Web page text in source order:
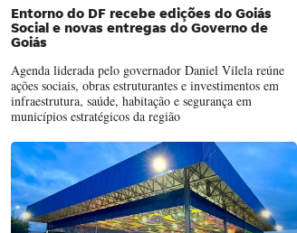
Entorno do DF recebe edições do Goiás
Social e novas entregas do Governo de
Goiás
Agenda liderada pelo governador Daniel Vilela reúne
ações sociais, obras estruturantes e investimentos em
infraestrutura, saúde, habitação e segurança em
municípios estratégicos da região